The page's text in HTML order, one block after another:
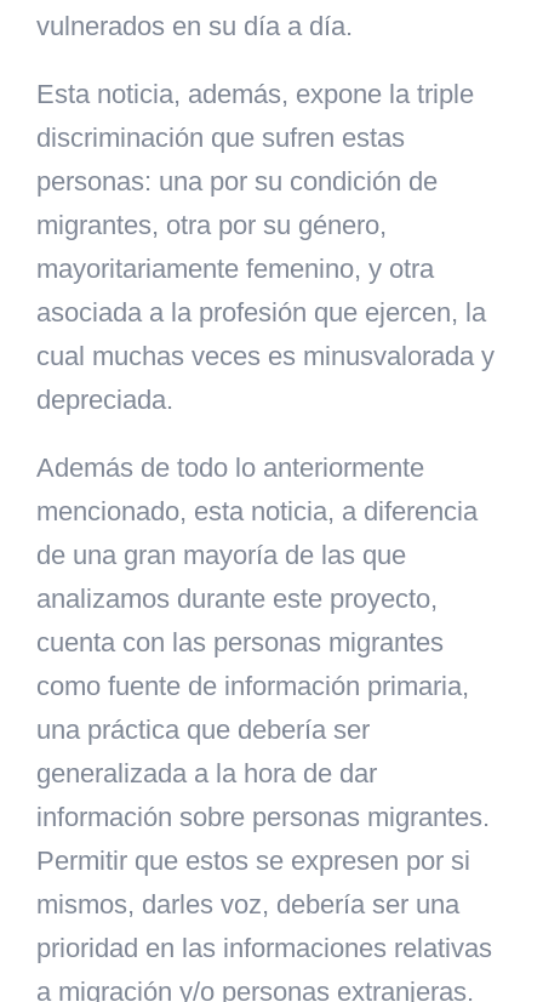
vulnerados en su día a día.
Esta noticia, además, expone la triple
discriminación que sufren estas
personas: una por su condición de
migrantes, otra por su género,
mayoritariamente femenino, y otra
asociada a la profesión que ejercen, la
cual muchas veces es minusvalorada y
depreciada.
Además de todo lo anteriormente
mencionado, esta noticia, a diferencia
de una gran mayoría de las que
analizamos durante este proyecto,
cuenta con las personas migrantes
como fuente de información primaria,
una práctica que debería ser
generalizada a la hora de dar
información sobre personas migrantes.
Permitir que estos se expresen por si
mismos, darles voz, debería ser una
prioridad en las informaciones relativas
a migración y/o personas extranjeras.